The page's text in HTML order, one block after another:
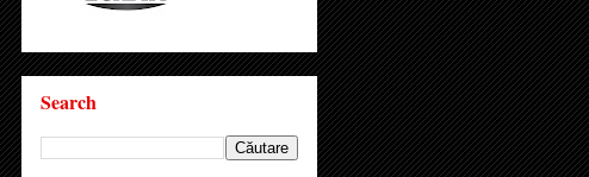
Search